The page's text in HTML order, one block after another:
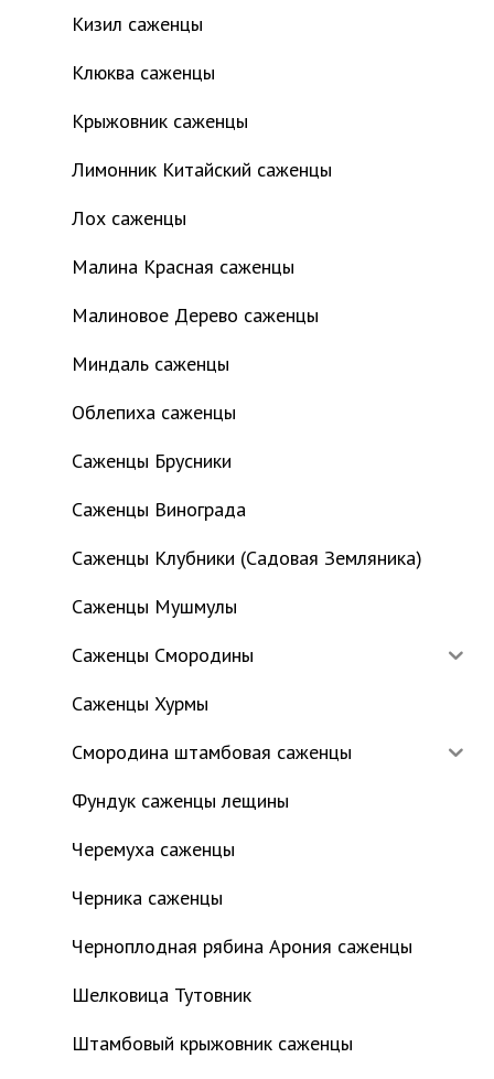
Кизил саженцы
Клюква саженцы
Крыжовник саженцы
Лимонник Китайский саженцы
Лох саженцы
Малина Красная саженцы
Малиновое Дерево саженцы
Миндаль саженцы
Облепиха саженцы
Саженцы Брусники
Саженцы Винограда
Саженцы Клубники (Садовая Земляника)
Саженцы Мушмулы
Саженцы Смородины
Саженцы Хурмы
Смородина штамбовая саженцы
Фундук саженцы лещины
Черемуха саженцы
Черника саженцы
Черноплодная рябина Арония саженцы
Шелковица Тутовник
Штамбовый крыжовник саженцы